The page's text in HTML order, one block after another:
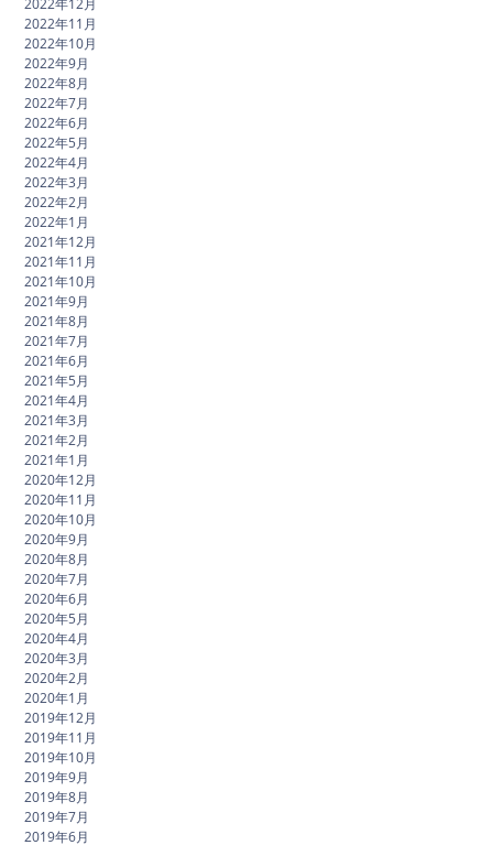
2022年12月
2022年11月
2022年10月
2022年9月
2022年8月
2022年7月
2022年6月
2022年5月
2022年4月
2022年3月
2022年2月
2022年1月
2021年12月
2021年11月
2021年10月
2021年9月
2021年8月
2021年7月
2021年6月
2021年5月
2021年4月
2021年3月
2021年2月
2021年1月
2020年12月
2020年11月
2020年10月
2020年9月
2020年8月
2020年7月
2020年6月
2020年5月
2020年4月
2020年3月
2020年2月
2020年1月
2019年12月
2019年11月
2019年10月
2019年9月
2019年8月
2019年7月
2019年6月